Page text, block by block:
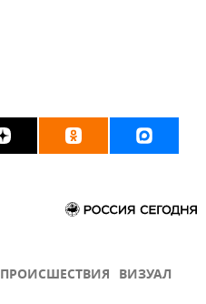
ПРОИСШЕСТВИЯ ВИЗУАЛ